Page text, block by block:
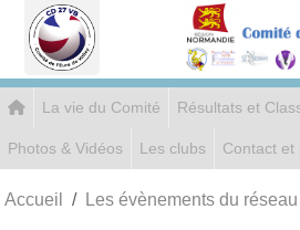
La vie du Comité Résultats et
Photos & Vidéos Les clubs Contact et
Accueil Les évènements du réseau
Panneau de gestion des cookies